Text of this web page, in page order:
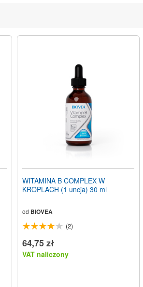
WITAMINA B COMPLEX W
KROPLACH (1 uncja) 30 ml
od BIOVEA
(2)
64,75 zł
VAT naliczony